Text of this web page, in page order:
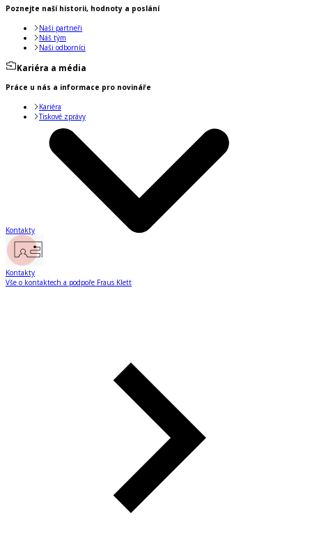
Poznejte naší historii, hodnoty a poslání
Naši partneři
Náš tým
Naši odborníci
Kariéra a média
Práce u nás a informace pro novináře
Kariéra
Tiskové zprávy
Kontakty
Kontakty
Vše o kontaktech a podpoře Fraus Klett